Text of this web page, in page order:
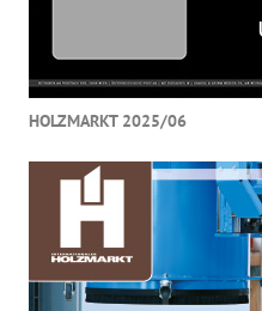
HOLZMARKT 2025/06